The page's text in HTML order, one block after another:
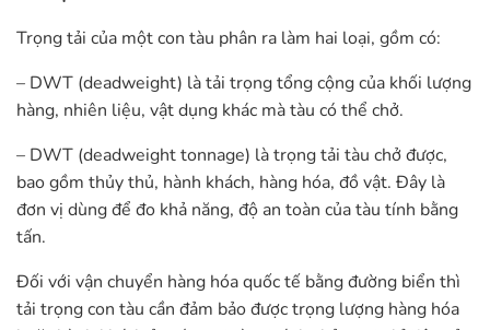
Trọng tải của một con tàu phân ra làm hai loại, gồm có:
– DWT (deadweight) là tải trọng tổng cộng của khối lượng
hàng, nhiên liệu, vật dụng khác mà tàu có thể chở.
– DWT (deadweight tonnage) là trọng tải tàu chở được,
bao gồm thủy thủ, hành khách, hàng hóa, đồ vật. Đây là
đơn vị dùng để đo khả năng, độ an toàn của tàu tính bằng
tấn.
Đối với vận chuyển hàng hóa quốc tế bằng đường biển thì
tải trọng con tàu cần đảm bảo được trọng lượng hàng hóa